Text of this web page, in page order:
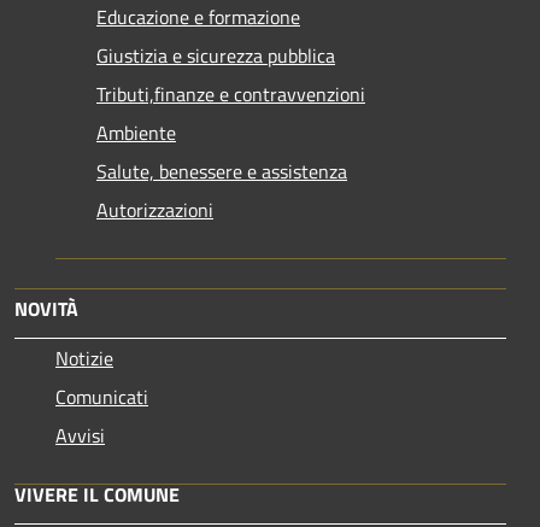
Educazione e formazione
Giustizia e sicurezza pubblica
Tributi,finanze e contravvenzioni
Ambiente
Salute, benessere e assistenza
Autorizzazioni
NOVITÀ
Notizie
Comunicati
Avvisi
VIVERE IL COMUNE